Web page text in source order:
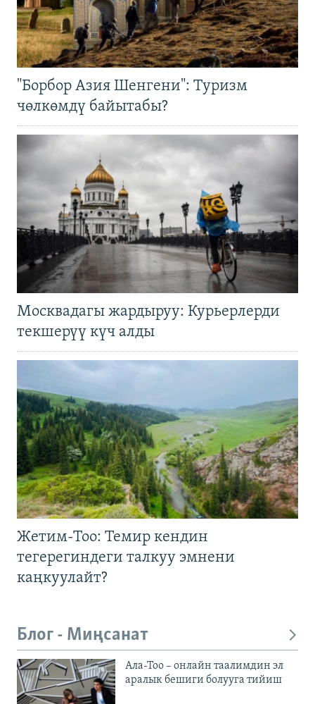
"Борбор Азия Шенгени": Туризм
чөлкөмдү байытабы?
Москвадагы жардыруу: Курьерлерди
текшерүү күч алды
Жетим-Тоо: Темир кендин
тегерегиндеги талкуу эмнени
каңкуулайт?
Блог - Миңсанат
Ала-Тоо – онлайн таалимдин эл
аралык бешиги болууга тийиш